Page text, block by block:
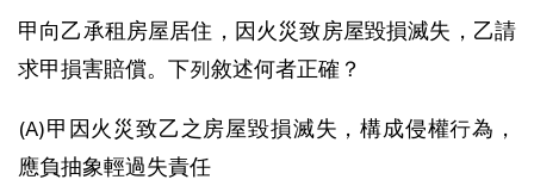
甲向乙承租房屋居住，因火災致房屋毀損滅失，乙請
求甲損害賠償。下列敘述何者正確？
(A)甲因火災致乙之房屋毀損滅失，構成侵權行為，
應負抽象輕過失責任